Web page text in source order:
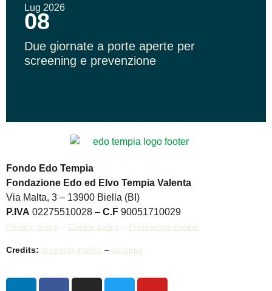
Lug 2026
08
Due giornate a porte aperte per
screening e prevenzione
Fondo Edo Tempia
Fondazione Edo ed Elvo Tempia Valenta
Via Malta, 3 – 13900 Biella (BI)
P.IVA 02275510028 – C.F 90051710029
Privacy policy – Cookie policy – Preferenze cookie
Credits: progetto grafico – sviluppo